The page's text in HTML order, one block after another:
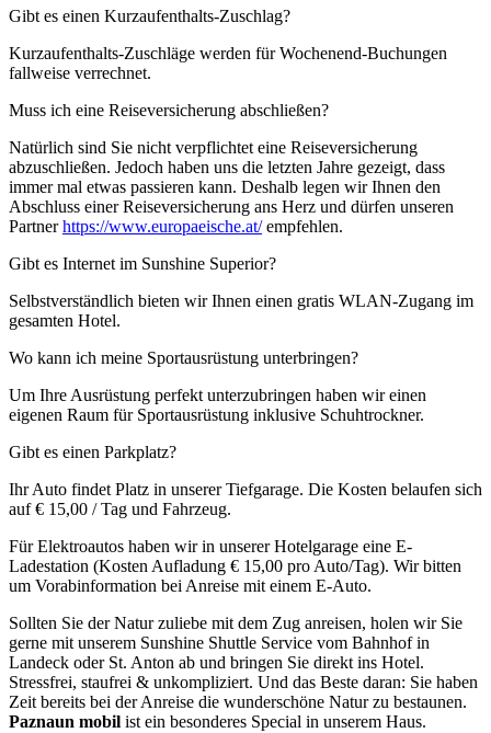
Gibt es einen Kurzaufenthalts-Zuschlag?
Kurzaufenthalts-Zuschläge werden für Wochenend-Buchungen
fallweise verrechnet.
Muss ich eine Reiseversicherung abschließen?
Natürlich sind Sie nicht verpflichtet eine Reiseversicherung
abzuschließen. Jedoch haben uns die letzten Jahre gezeigt, dass
immer mal etwas passieren kann. Deshalb legen wir Ihnen den
Abschluss einer Reiseversicherung ans Herz und dürfen unseren
Partnerhttps://www.europaeische.at/empfehlen.
Gibt es Internet im Sunshine Superior?
Selbstverständlich bieten wir Ihnen einen gratis WLAN-Zugang im
gesamten Hotel.
Wo kann ich meine Sportausrüstung unterbringen?
Um Ihre Ausrüstung perfekt unterzubringen haben wir einen
eigenen Raum für Sportausrüstung inklusive Schuhtrockner.
Gibt es einen Parkplatz?
Ihr Auto findet Platz in unserer Tiefgarage. Die Kosten belaufen sich
auf € 15,00 / Tag und Fahrzeug.
Für Elektroautos haben wir in unserer Hotelgarage eine E-
Ladestation (Kosten Aufladung € 15,00 pro Auto/Tag). Wir bitten
um Vorabinformation bei Anreise mit einem E-Auto.
Sollten Sie der Natur zuliebe mit dem Zug anreisen, holen wir Sie
gerne mit unserem Sunshine Shuttle Service vom Bahnhof in
Landeck oder St. Anton ab und bringen Sie direkt ins Hotel.
Stressfrei, staufrei & unkompliziert. Und das Beste daran: Sie haben
Zeit bereits bei der Anreise die wunderschöne Natur zu bestaunen.
Paznaun mobil ist ein besonderes Special in unserem Haus.